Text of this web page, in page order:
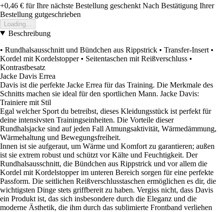
+0,46 € für Ihre nächste Bestellung geschenkt Nach Bestätigung Ihrer
Bestellung gutgeschrieben
Loading...
Beschreibung
• Rundhalsausschnitt und Bündchen aus Rippstrick • Transfer-Insert •
Kordel mit Kordelstopper • Seitentaschen mit Reißverschluss •
Kontrastbesatz
Jacke Davis Errea
Davis ist die perfekte Jacke Errea für das Training. Die Merkmale des
Schnitts machen sie ideal für den sportlichen Mann. Jacke Davis:
Trainiere mit Stil
Egal welcher Sport du betreibst, dieses Kleidungsstück ist perfekt für
deine intensivsten Trainingseinheiten. Die Vorteile dieser
Rundhalsjacke sind auf jeden Fall Atmungsaktivität, Wärmedämmung,
Wärmehaltung und Bewegungsfreiheit.
Innen ist sie aufgeraut, um Wärme und Komfort zu garantieren; außen
ist sie extrem robust und schützt vor Kälte und Feuchtigkeit. Der
Rundhalsausschnitt, die Bündchen aus Rippstrick und vor allem die
Kordel mit Kordelstopper im unteren Bereich sorgen für eine perfekte
Passform. Die seitlichen Reißverschlusstaschen ermöglichen es dir, die
wichtigsten Dinge stets griffbereit zu haben. Vergiss nicht, dass Davis
ein Produkt ist, das sich insbesondere durch die Eleganz und die
moderne Ästhetik, die ihm durch das sublimierte Frontband verliehen